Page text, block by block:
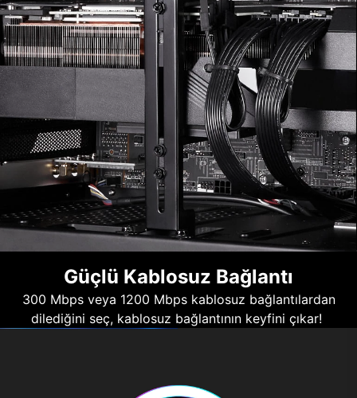
Güçlü Kablosuz Bağlantı
300 Mbps veya 1200 Mbps kablosuz bağlantılardan
dilediğini seç, kablosuz bağlantının keyfini çıkar!